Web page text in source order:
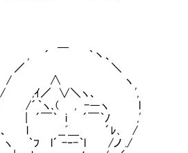
丶、
＼
ヽ
＼ヽ、 ',
､( , -―ヽ l
i ´￣｀ﾉ ,'
＿ ´ﾚ､ /
-‐-｀l /ノ ./